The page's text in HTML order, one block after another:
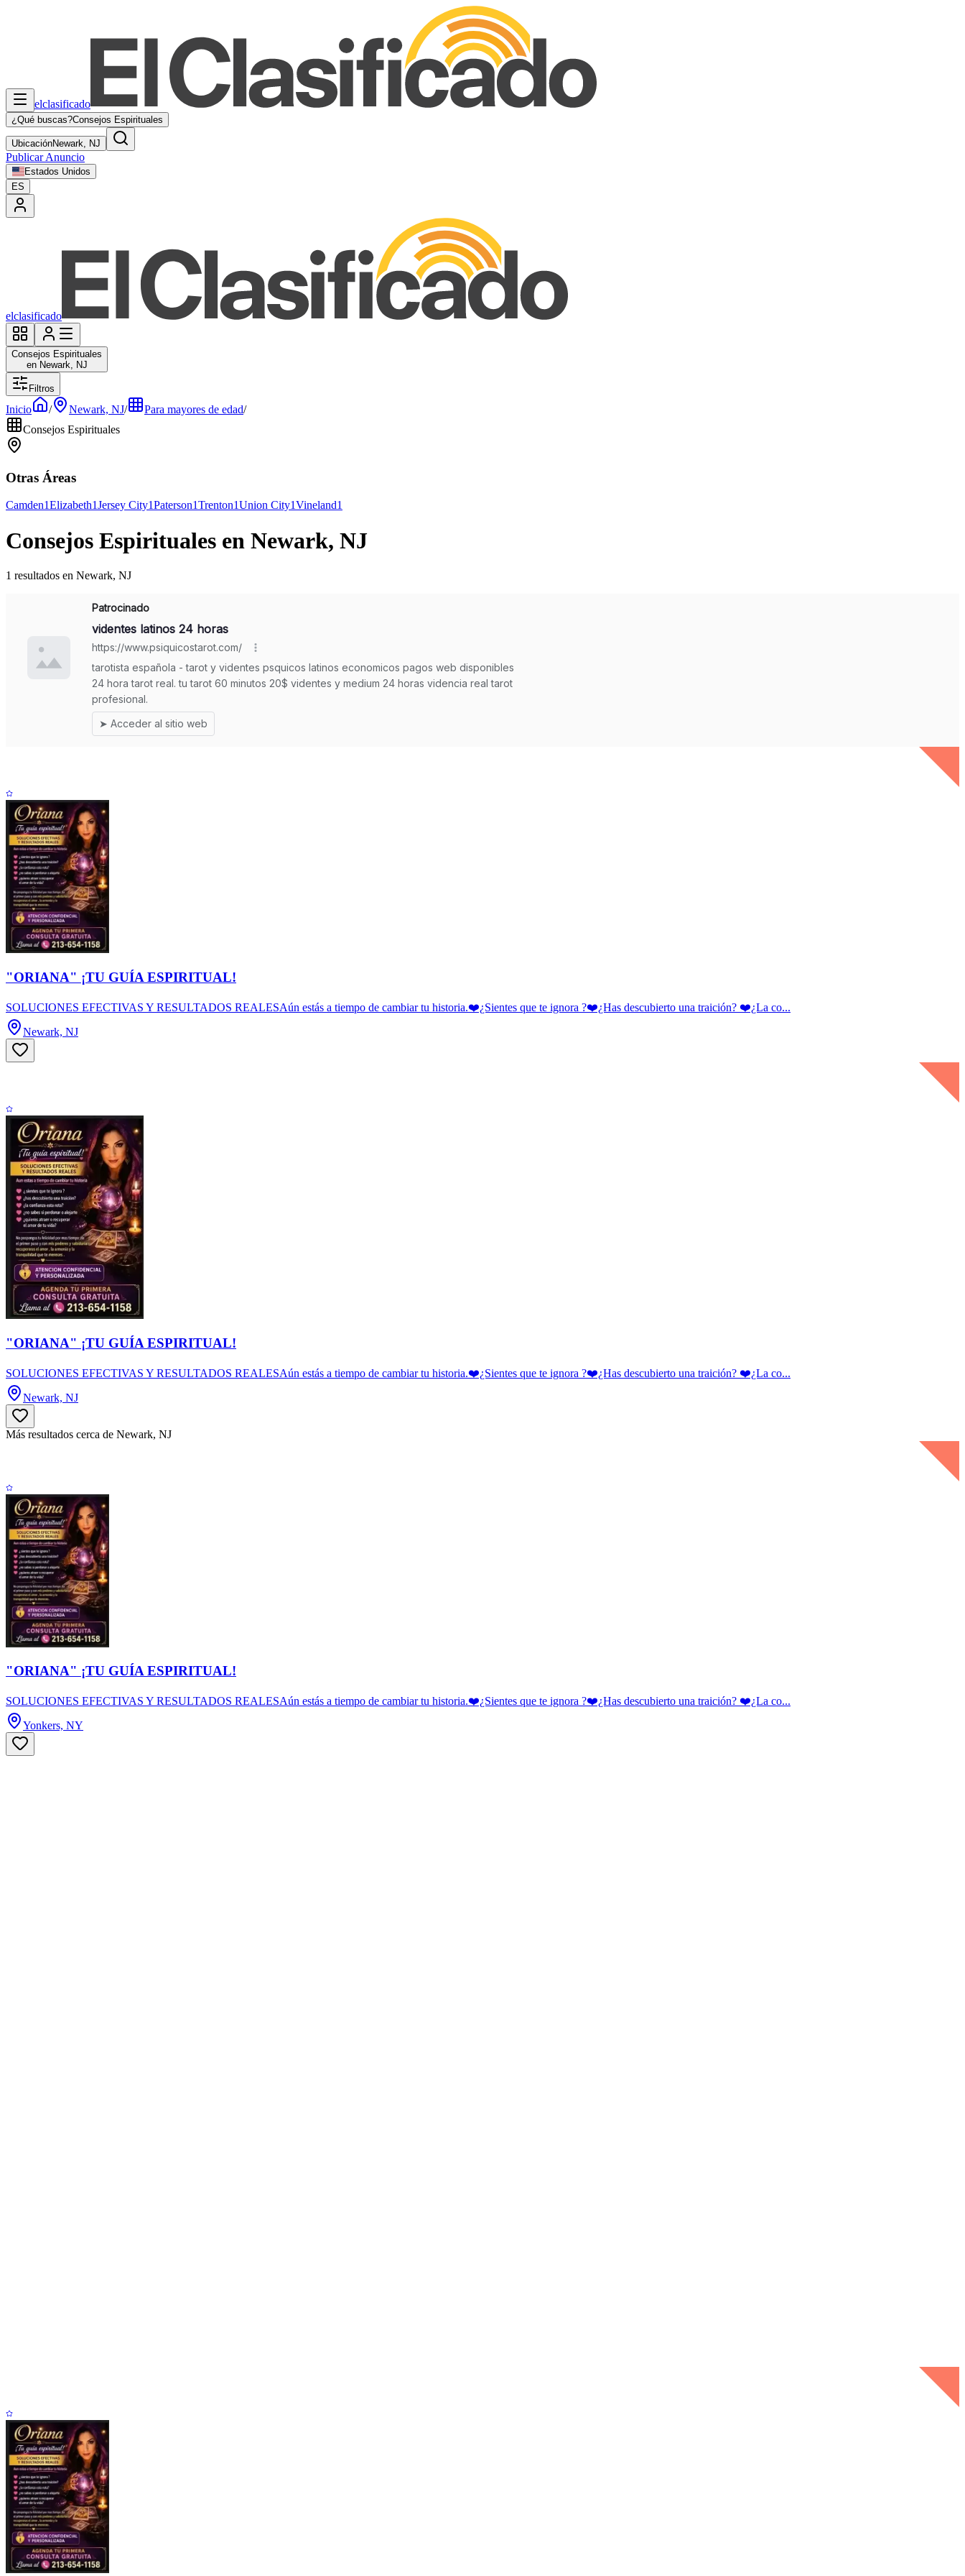
elclasificado
¿Qué buscas?Consejos Espirituales
UbicaciónNewark, NJ
Publicar Anuncio
Estados Unidos
ES
elclasificado
Consejos Espirituales
en Newark, NJ
Filtros
Inicio / Newark, NJ/ Para mayores de edad/
Consejos Espirituales
Otras Áreas
Camden1Elizabeth1Jersey City1Paterson1Trenton1Union City1Vineland1
Consejos Espirituales en Newark, NJ
1 resultados en Newark, NJ
"ORIANA" ¡TU GUÍA ESPIRITUAL!
SOLUCIONES EFECTIVAS Y RESULTADOS REALESAún estás a tiempo de cambiar tu historia.❤️¿Sientes que te ignora ?❤️¿Has descubierto una traición? ❤️¿La co...
Newark, NJ
"ORIANA" ¡TU GUÍA ESPIRITUAL!
SOLUCIONES EFECTIVAS Y RESULTADOS REALESAún estás a tiempo de cambiar tu historia.❤️¿Sientes que te ignora ?❤️¿Has descubierto una traición? ❤️¿La co...
Newark, NJ
Más resultados cerca de Newark, NJ
"ORIANA" ¡TU GUÍA ESPIRITUAL!
SOLUCIONES EFECTIVAS Y RESULTADOS REALESAún estás a tiempo de cambiar tu historia.❤️¿Sientes que te ignora ?❤️¿Has descubierto una traición? ❤️¿La co...
Yonkers, NY